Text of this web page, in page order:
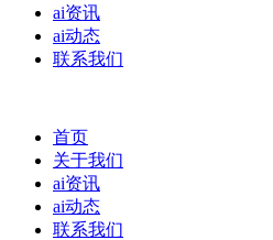
ai资讯
ai动态
联系我们
首页
关于我们
ai资讯
ai动态
联系我们